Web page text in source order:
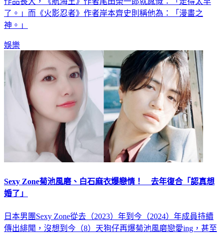
了。」而《火影忍者》作者岸本齊史則稱他為：「漫畫之
神。」
娛樂
Sexy Zone菊池風磨、白石麻衣爆戀情！ 去年復合「認真想
婚了」
日本男團Sexy Zone從去（2023）年到今（2024）年成員持續
傳出緋聞，沒想到今（8）天狗仔再爆菊池風磨戀愛ing，甚至